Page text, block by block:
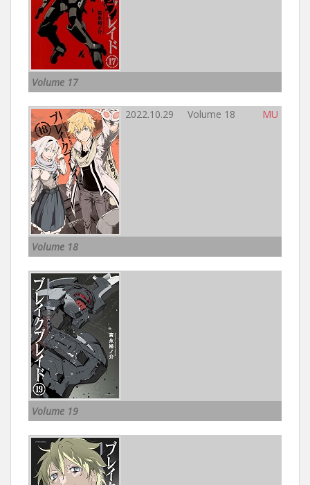
Volume 17
2022.10.29 Volume 18 MU
Volume 18
Volume 19